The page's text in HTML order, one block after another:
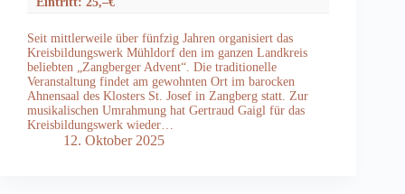
Seit mittlerweile über fünfzig Jahren organisiert das
Kreisbildungswerk Mühldorf den im ganzen Landkreis
beliebten „Zangberger Advent“. Die traditionelle
Veranstaltung findet am gewohnten Ort im barocken
Ahnensaal des Klosters St. Josef in Zangberg statt. Zur
musikalischen Umrahmung hat Gertraud Gaigl für das
Kreisbildungswerk wieder…
12. Oktober 2025